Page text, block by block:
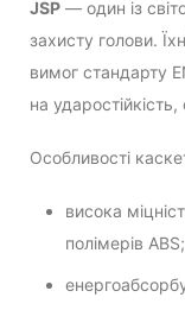
JSP — один із
захисту голови.
вимог стандарту
на
Особливості
висока
полімерів ABS;